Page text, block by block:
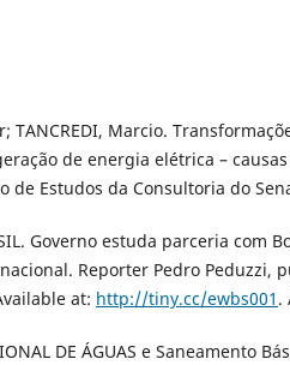
TANCREDI, Marcio.
de energia elétrica –
de Estudos da Consultoria do
Governo estuda parceria com
Reporter Pedro Peduzzi,
at: http://tiny.cc/ewbs001 .
DE ÁGUAS e Saneamento